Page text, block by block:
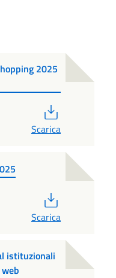
2025
Scarica
Scarica
istituzionali